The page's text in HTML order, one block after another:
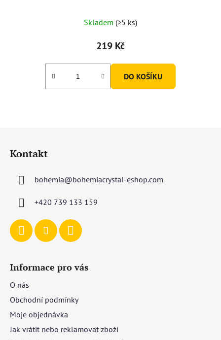
hodnocení
produktu
5,0
Skladem (>5 ks)
219 Kč
DO KOŠÍKU
Kontakt
bohemia@bohemiacrystal-eshop.com
+420 739 133 159
Informace pro vás
O nás
Obchodní podmínky
Moje objednávka
Jak vrátit nebo reklamovat zboží